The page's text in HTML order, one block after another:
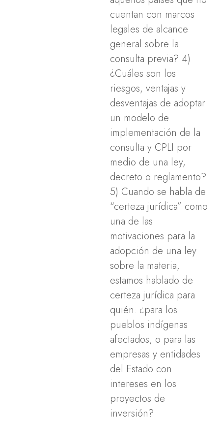
cuentan con marcos
legales de alcance
general sobre la
consulta previa? 4)
¿Cuáles son los
riesgos, ventajas y
desventajas de adoptar
un modelo de
implementación de la
consulta y CPLI por
medio de una ley,
decreto o reglamento?
5) Cuando se habla de
“certeza jurídica” como
una de las
motivaciones para la
adopción de una ley
sobre la materia,
estamos hablado de
certeza jurídica para
quién: ¿para los
pueblos indígenas
afectados, o para las
empresas y entidades
del Estado con
intereses en los
proyectos de
inversión?